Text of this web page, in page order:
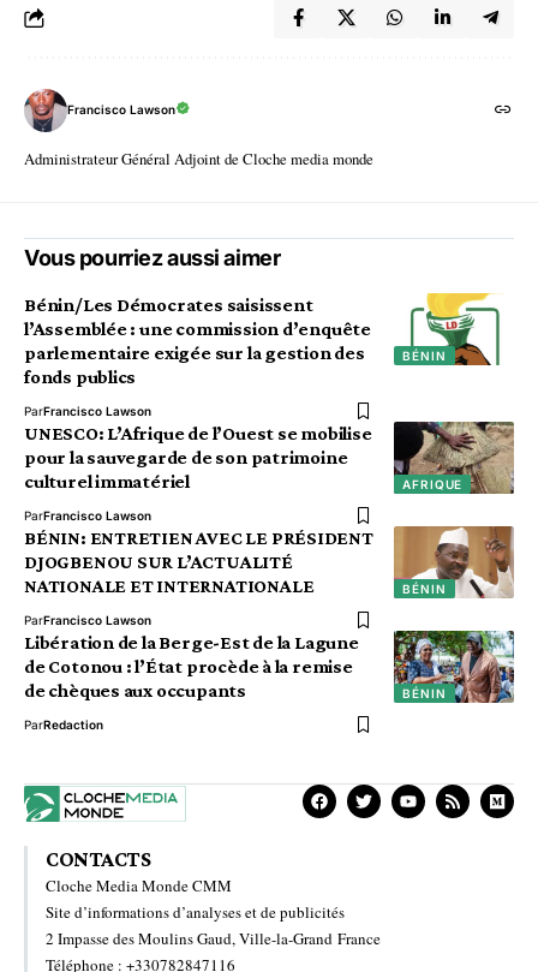
Francisco Lawson
Administrateur Général Adjoint de Cloche media monde
Vous pourriez aussi aimer
BÉNIN
Bénin/Les Démocrates saisissent
l’Assemblée : une commission d’enquête
parlementaire exigée sur la gestion des
fonds publics
ParFrancisco Lawson
AFRIQUE
UNESCO: L’Afrique de l’Ouest se mobilise
pour la sauvegarde de son patrimoine
culturel immatériel
ParFrancisco Lawson
BÉNIN
BÉNIN: ENTRETIEN AVEC LE PRÉSIDENT
DJOGBENOU SUR L’ACTUALITÉ
NATIONALE ET INTERNATIONALE
ParFrancisco Lawson
BÉNIN
Libération de la Berge-Est de la Lagune
de Cotonou : l’État procède à la remise
de chèques aux occupants
ParRedaction
CONTACTS
Cloche Media Monde CMM
Site d’informations d’analyses et de publicités
2 Impasse des Moulins Gaud, Ville-la-Grand France
Téléphone : +330782847116